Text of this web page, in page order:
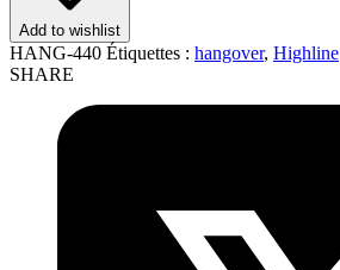
Add to wishlist
HANG-440 Étiquettes : hangover, Highline
SHARE